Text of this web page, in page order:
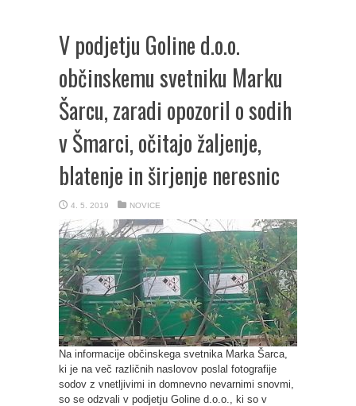
V podjetju Goline d.o.o.
občinskemu svetniku Marku
Šarcu, zaradi opozoril o sodih
v Šmarci, očitajo žaljenje,
blatenje in širjenje neresnic
4. 5. 2019 NOVICE
Na informacije občinskega svetnika Marka Šarca,
ki je na več različnih naslovov poslal fotografije
sodov z vnetljivimi in domnevno nevarnimi snovmi,
so se odzvali v podjetju Goline d.o.o., ki so v